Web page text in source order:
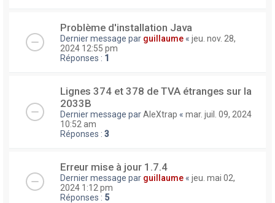
Problème d'installation Java
Dernier message par guillaume « jeu. nov. 28,
2024 12:55 pm
Réponses : 1
Lignes 374 et 378 de TVA étranges sur la
2033B
Dernier message parAleXtrap « mar. juil. 09, 2024
10:52 am
Réponses : 3
Erreur mise à jour 1.7.4
Dernier message par guillaume « jeu. mai 02,
2024 1:12 pm
Réponses : 5